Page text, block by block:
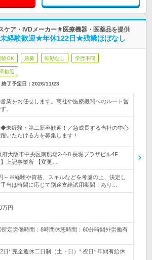
ケア・IVDメーカー＃医療機器・医薬品を提供
未経験歓迎★年休122日★残業ほぼなし
験OK 急募 転勤なし 学歴不問
歓迎
終了予定日： 2026/11/23
業をお任せします。商社や医療機関へのルート営
。
未経験・第二新卒歓迎！／急成長する当社の中心
いただける方を募集します！
府大阪市中央区南船場2-4-8 長堀プラザビル4F
】上記事業所 【変更…
～※経験や資格、スキルなどを考慮の上、決定し
当は時間に応じて別途支給試用期間：あり…
万円
所定労働時間：8時間休憩時間：60分時間外労働有
日* 完全週休二日制（土・日）* 祝日* 年間有給休